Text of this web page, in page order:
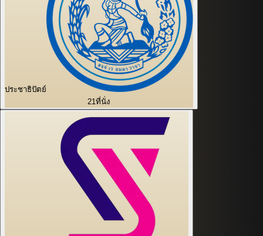
ประชาธิปัตย์
21ที่นั่ง